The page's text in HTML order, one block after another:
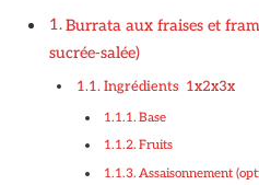
Burrata aux fraises et
sucrée‑salée)
Ingrédients 1x2x3x
Base
Fruits
Assaisonnement